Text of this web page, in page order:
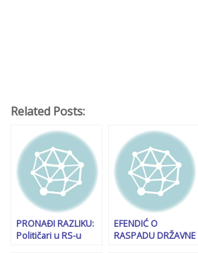
Related Posts:
PRONAĐI RAZLIKU:
Političari u RS-u
EFENDIĆ O
RASPADU DRŽAVNE